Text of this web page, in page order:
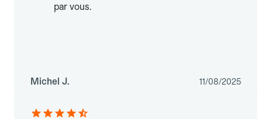
par vous.
Michel J. 11/08/2025